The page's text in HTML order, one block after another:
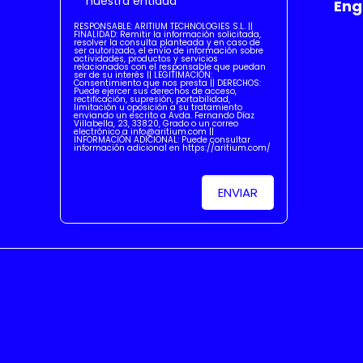
RESPONSABLE: ARITIUM TECHNOLOGIES S.L. ||
FINALIDAD: Remitir la información solicitada,
resolver la consulta planteada y en caso de
ser autorizado, el envío de información sobre
actividades, productos y servicios
relacionados con el responsable que puedan
ser de su interés || LEGITIMACIÓN:
Consentimiento que nos presta || DERECHOS:
Puede ejercer sus derechos de acceso,
rectificación, supresión, portabilidad,
limitación u oposición a su tratamiento
enviando un escrito a Avda. Fernando Díaz
Villabella, 23, 33820, Grado o un correo
electrónico a info@aritium.com ||
INFORMACIÓN ADICIONAL: Puede consultar
información adicional en https://aritium.com/